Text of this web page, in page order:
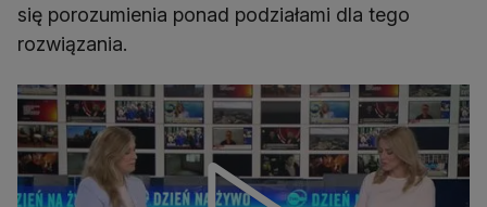
się porozumienia ponad podziałami dla tego
rozwiązania.